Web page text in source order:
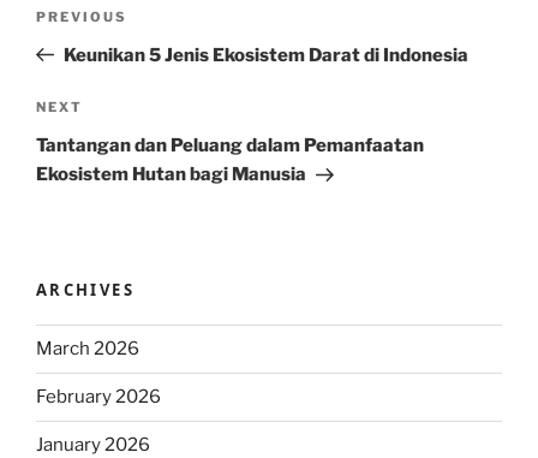
Previous
Post
PREVIOUS
Keunikan 5 Jenis Ekosistem Darat di Indonesia
Next
Post
NEXT
Tantangan dan Peluang dalam Pemanfaatan
Ekosistem Hutan bagi Manusia
ARCHIVES
March 2026
February 2026
January 2026